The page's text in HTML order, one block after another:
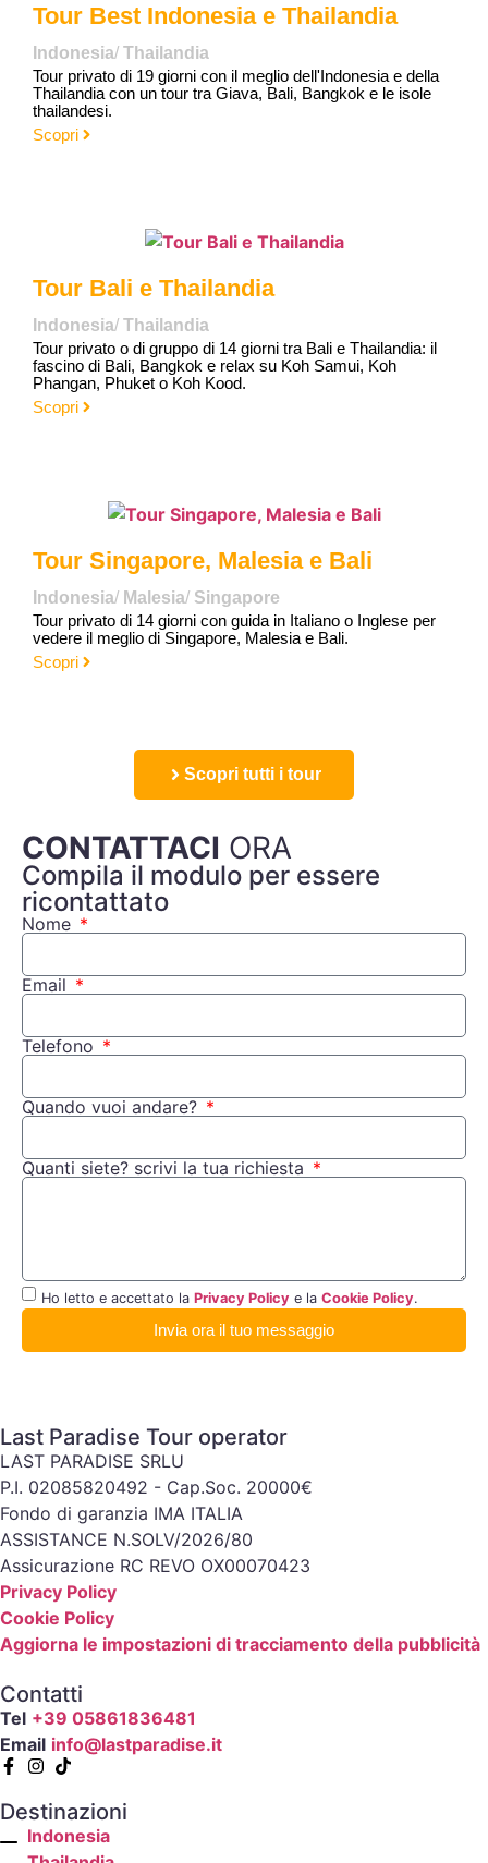
Tour Best Indonesia e Thailandia
Indonesia/ Thailandia
Tour privato di 19 giorni con il meglio dell'Indonesia e della
Thailandia con un tour tra Giava, Bali, Bangkok e le isole
thailandesi.
Scopri
Tour Bali e Thailandia
Indonesia/ Thailandia
Tour privato o di gruppo di 14 giorni tra Bali e Thailandia: il
fascino di Bali, Bangkok e relax su Koh Samui, Koh
Phangan, Phuket o Koh Kood.
Scopri
Tour Singapore, Malesia e Bali
Indonesia/ Malesia/ Singapore
Tour privato di 14 giorni con guida in Italiano o Inglese per
vedere il meglio di Singapore, Malesia e Bali.
Scopri
Scopri tutti i tour
CONTATTACI ORA
Compila il modulo per essere
ricontattato
Nome
Email
Telefono
Quando vuoi andare?
Quanti siete? scrivi la tua richiesta
Ho letto e accettato la Privacy Policy e la Cookie Policy.
Invia ora il tuo messaggio
Last Paradise Tour operator
LAST PARADISE SRLU
P.I. 02085820492 - Cap.Soc. 20000€
Fondo di garanzia IMA ITALIA
ASSISTANCE N.SOLV/2026/80
Assicurazione RC REVO OX00070423
Privacy Policy
Cookie Policy
Aggiorna le impostazioni di tracciamento della pubblicità
Contatti
Tel +39 05861836481
Email info@lastparadise.it
Destinazioni
Indonesia